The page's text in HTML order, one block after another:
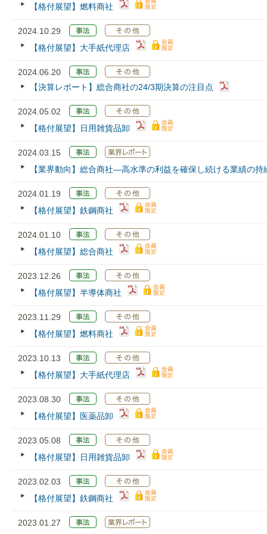
【格付展望】燃料商社
2024.10.29
【格付展望】大手紙代理店
2024.06.20
【決算レポート】総合商社の24/3期決算の注目点
2024.05.02
【格付展望】日用雑貨品卸
2024.03.15
【業界動向】総合商社―高水準の利益を確保し続ける業績の
2024.01.19
【格付展望】鉄鋼商社
2024.01.10
【格付展望】総合商社
2023.12.26
【格付展望】半導体商社
2023.11.29
【格付展望】燃料商社
2023.10.13
【格付展望】大手紙代理店
2023.08.30
【格付展望】医薬品卸
2023.05.08
【格付展望】日用雑貨品卸
2023.02.03
【格付展望】鉄鋼商社
2023.01.27